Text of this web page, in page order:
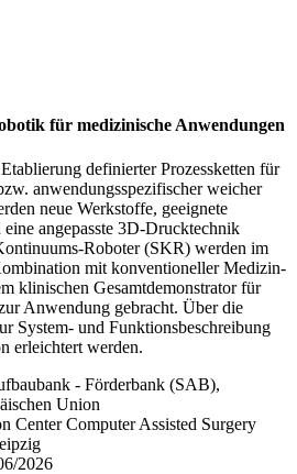
für medizinische Anwendungen
definierter Prozessketten für
anwendungsspezifischer weicher
neue Werkstoffe, geeignete
angepasste 3D-Drucktechnik
Roboter (SKR) werden im
mit konventioneller Medizin-
klinischen Gesamtdemonstrator für
Anwendung gebracht. Über die
System- und Funktionsbeschreibung
erleichtert werden.
- Förderbank (SAB),
Union
Center Computer Assisted Surgery
2026